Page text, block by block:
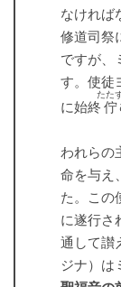
なければ
修道司祭
ですが、
す。使徒
に始終 佇
たた
われらの
命を与え
た。この
に遂行さ
通して讃
ジナ）は